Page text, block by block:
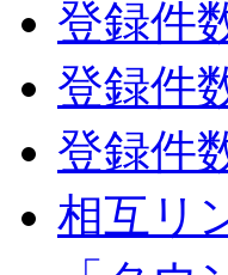
登録件
登録件
登録件
相互リ